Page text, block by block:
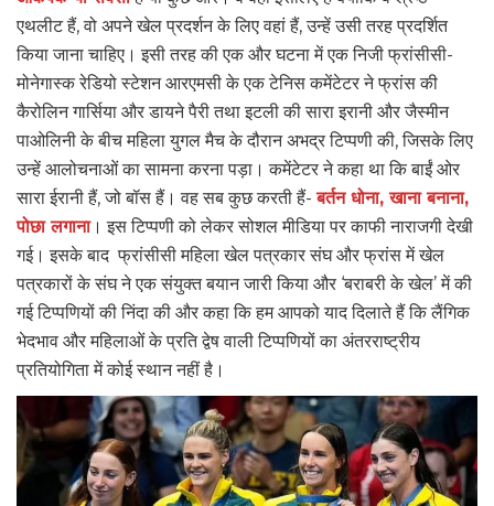
एथलीट हैं, वो अपने खेल प्रदर्शन के लिए वहां हैं, उन्हें उसी तरह प्रदर्शित
किया जाना चाहिए। इसी तरह की एक और घटना में एक निजी फ्रांसीसी-
मोनेगास्क रेडियो स्टेशन आरएमसी के एक टेनिस कमेंटेटर ने फ्रांस की
कैरोलिन गार्सिया और डायने पैरी तथा इटली की सारा इरानी और जैस्मीन
पाओलिनी के बीच महिला युगल मैच के दौरान अभद्र टिप्पणी की, जिसके लिए
उन्हें आलोचनाओं का सामना करना पड़ा। कमेंटेटर ने कहा था कि बाईं ओर
सारा ईरानी हैं, जो बॉस हैं। वह सब कुछ करती हैं-बर्तन धोना, खाना बनाना,
पोछा लगाना। इस टिप्पणी को लेकर सोशल मीडिया पर काफी नाराजगी देखी
गई। इसके बाद फ्रांसीसी महिला खेल पत्रकार संघ और फ्रांस में खेल
पत्रकारों के संघ ने एक संयुक्त बयान जारी किया और ‘बराबरी के खेल’ में की
गई टिप्पणियों की निंदा की और कहा कि हम आपको याद दिलाते हैं कि लैंगिक
भेदभाव और महिलाओं के प्रति द्वेष वाली टिप्पणियों का अंतरराष्ट्रीय
प्रतियोगिता में कोई स्थान नहीं है।